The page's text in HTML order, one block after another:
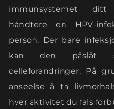
immunsystemet
håndtere en HPV-
person. Der bare
kan den påslåt
celleforandringer. På
anseelse å ta
hver aktivitet du fals